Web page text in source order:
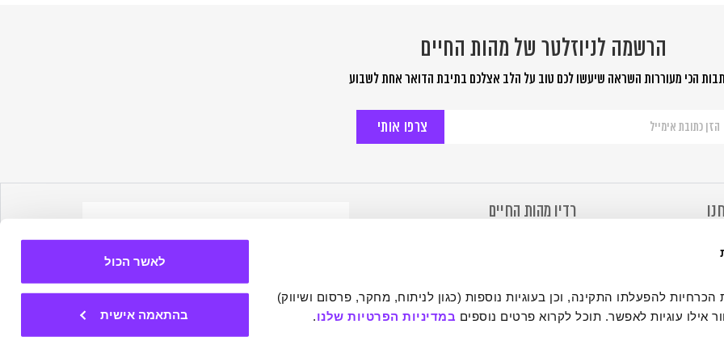
אילו עוגיות לאפשר. תוכל לקרוא פרטים נוספים במדיניות הפרטיות שלנו.
לאשר הכול
בהתאמה אישית
הרשמה לניוזלטר של מהות החיים
הכי מעוררות השראה שיעשו לכם טוב על הלב אצלכם בתיבת הדואר אחת לשבוע
לניוזלטר
החיים
פרטיות
רדיו מהות החיים
להורדת אפליקציה ב – iPhone
להורדת אפליקציה ב- Android